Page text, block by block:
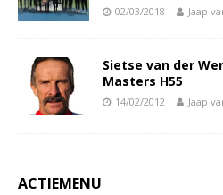
02/03/2018 Jaap
Sietse van der
Masters H55
14/02/2012 Jaap
ACTIEMENU